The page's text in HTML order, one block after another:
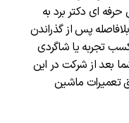
حرفه ای دکتر برد به
بلافاصله پس از گذراندن
کسب تجربه یا شاگردی
بعد از شرکت در این
تعمیرات ماشین